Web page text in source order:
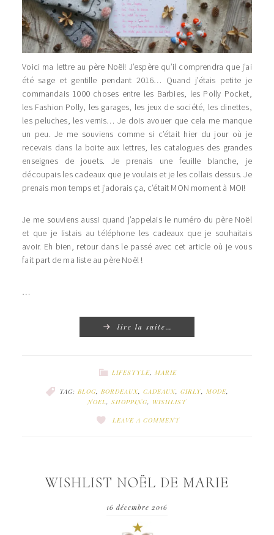
Voici ma lettre au père Noël! J’espère qu’il comprendra que j’ai
été sage et gentille pendant 2016… Quand j’étais petite je
commandais 1000 choses entre les Barbies, les Polly Pocket,
les Fashion Polly, les garages, les jeux de société, les dinettes,
les peluches, les vernis… Je dois avouer que cela me manque
un peu. Je me souviens comme si c’était hier du jour où je
recevais dans la boite aux lettres, les catalogues des grandes
enseignes de jouets. Je prenais une feuille blanche, je
découpais les cadeaux que je voulais et je les collais dessus. Je
prenais mon temps et j’adorais ça, c’était MON moment à MOI!
Je me souviens aussi quand j’appelais le numéro du père Noël
et que je listais au téléphone les cadeaux que je souhaitais
avoir. Eh bien, retour dans le passé avec cet article où je vous
fait part de ma liste au père Noël !
…
lire la suite…
LIFESTYLE, MARIE
TAG: BLOG BORDEAUX CADEAUX GIRLY MODE
NOEL
SHOPPING WISHLIST
LEAVE A COMMENT
WISHLIST NOËL DE MARIE
16 décembre 2016